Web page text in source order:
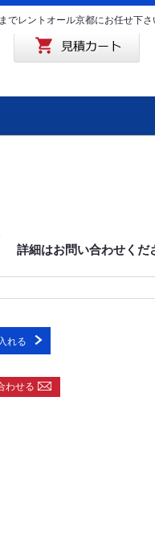
でレントオール京都にお任せ下さ
詳細はお問い合わせくだ
れる
わせる